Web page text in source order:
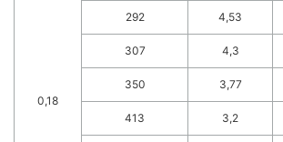
0,18
292 4,53
307 4,3
350 3,77
413 3,2